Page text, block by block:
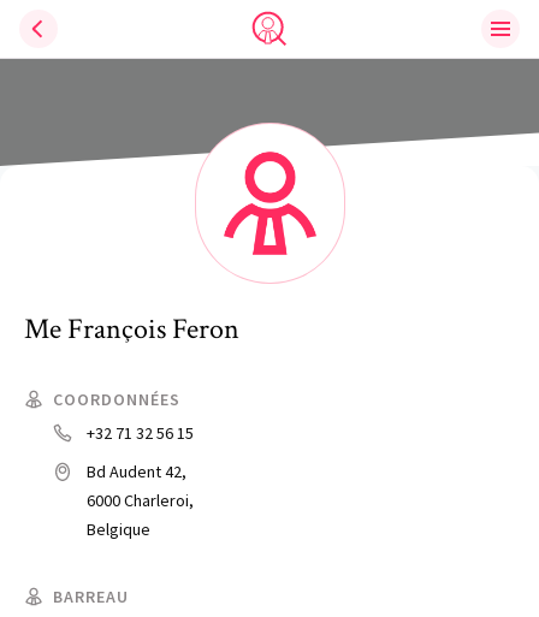
Trouve un avocat
MeFrançoisFeron
COORDONNÉES
+32 71 32 56 15
Bd Audent 42,
6000 Charleroi,
Belgique
BARREAU